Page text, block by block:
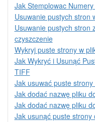
Jak Stemplowac
Usuwanie pustych stron
Usuwanie pustych
czyszczenie
Wykryj puste strony w
Jak Wykryć i Usunąć
TIFF
Jak usuwać puste
Jak dodać nazwę pliku
Jak dodać nazwę pliku
Jak usunąć puste strony